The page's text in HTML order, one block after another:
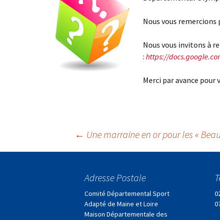
Nous vous remercions
Nous vous invitons à
: https://
Merci par avance pour
Navigation
articles
← Une marraine en or pour les «
Adresse Postale
Comité Départemental Sport
Adapté de Maine et Loire
Maison Départementale des